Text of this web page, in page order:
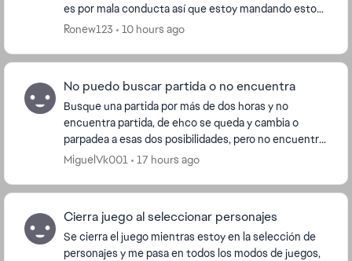
es por mala conducta así que estoy mandando esto
para que me desbloqueen les agradecía que
Ronew123 10 hours ago
No puedo buscar partida o no encuentra
Busque una partida por más de dos horas y no
encuentra partida, de ehco se queda y cambia o
parpadea a esas dos posibilidades, pero no encuentra
nada, ya desistale, ya instale no se que ...
MiguelVk001 17 hours ago
Cierra juego al seleccionar personajes
Se cierra el juego mientras estoy en la selección de
personajes y me pasa en todos los modos de juegos,